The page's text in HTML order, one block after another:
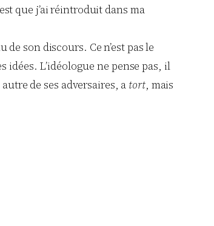
que j’ai réintroduit dans ma
son discours. Ce n’est pas le
idées. L’idéologue ne pense pas, il
de ses adversaires, a tort, mais